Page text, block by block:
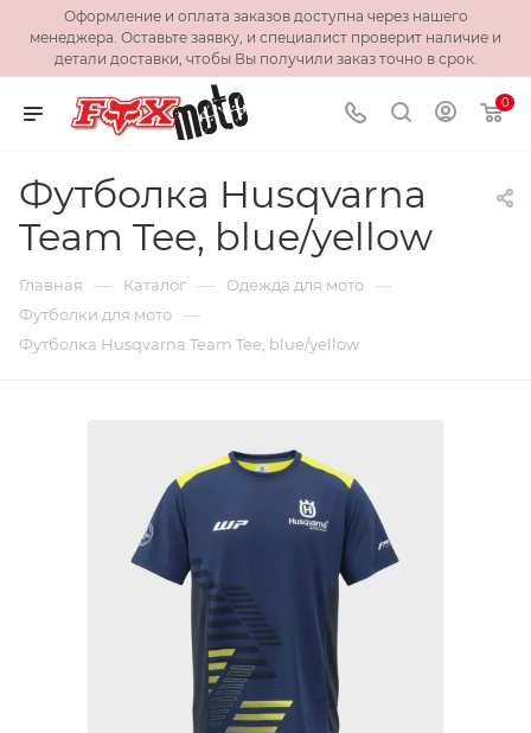
Оформление и оплата заказов доступна через нашего
менеджера. Оставьте заявку, и специалист проверит наличие и
детали доставки, чтобы Вы получили заказ точно в срок.
0
Футболка Husqvarna
Team Tee, blue/yellow
Главная — Каталог — Одежда для мото —
Футболки для мото —
Футболка Husqvarna Team Tee, blue/yellow